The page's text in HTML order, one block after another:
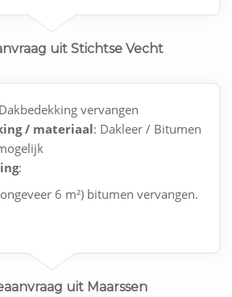
uit Stichtse Vecht
vervangen
/ materiaal: Dakleer / Bitumen
:
6 m²) bitumen vervangen.
uit Maarssen